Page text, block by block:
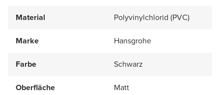
Material Polyvinylchlorid (PVC)
Marke Hansgrohe
Farbe Schwarz
Oberfläche Matt